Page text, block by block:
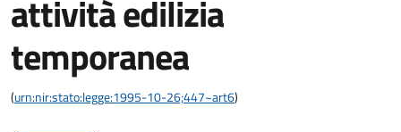
attività edilizia
temporanea
(urn:nir:stato:legge:1995-10-26;447~art6)